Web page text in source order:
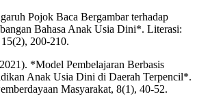
Pojok Baca Bergambar terhadap
Bahasa Anak Usia Dini*. Literasi:
200-210.
*Model Pembelajaran Berbasis
Anak Usia Dini di Daerah Terpencil*.
Masyarakat, 8(1), 40-52.